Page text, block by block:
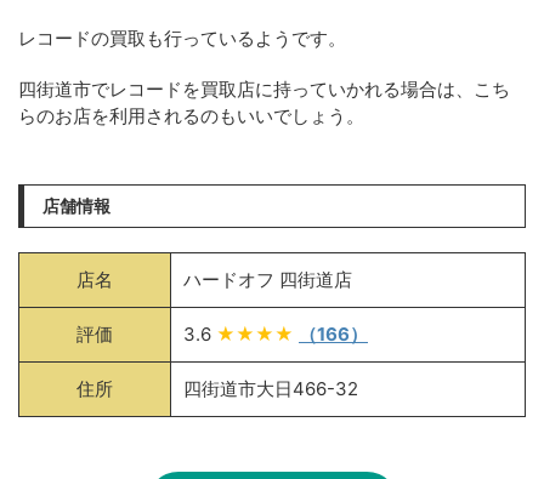
レコードの買取も行っているようです。
四街道市でレコードを買取店に持っていかれる場合は、こち
らのお店を利用されるのもいいでしょう。
店舗情報
店名 ハードオフ 四街道店
評価 3.6 ★★★★ （166）
住所 四街道市大日466-32